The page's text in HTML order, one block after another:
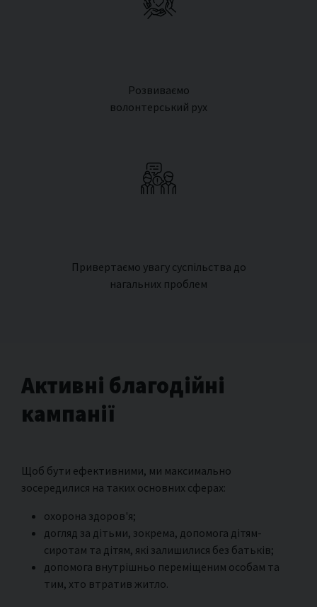
Розвиваємо
волонтерський рух
Привертаємо увагу суспільства до
нагальних проблем
Активні благодійні
кампанії
Щоб бути ефективними, ми максимально
зосередилися на таких основних сферах:
охорона здоров'я;
догляд за дітьми, зокрема, допомога дітям-
сиротам та дітям, які залишилися без батьків;
допомога внутрішньо переміщеним особам та
тим, хто втратив житло.